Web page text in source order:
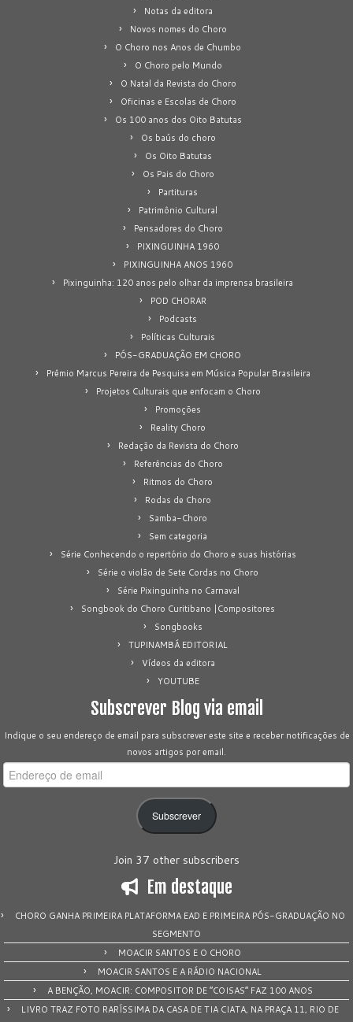
Notas da editora
Novos nomes do Choro
O Choro nos Anos de Chumbo
O Choro pelo Mundo
O Natal da Revista do Choro
Oficinas e Escolas de Choro
Os 100 anos dos Oito Batutas
Os baús do choro
Os Oito Batutas
Os Pais do Choro
Partituras
Patrimônio Cultural
Pensadores do Choro
PIXINGUINHA 1960
PIXINGUINHA ANOS 1960
Pixinguinha: 120 anos pelo olhar da imprensa brasileira
POD CHORAR
Podcasts
Políticas Culturais
PÓS-GRADUAÇÃO EM CHORO
Prêmio Marcus Pereira de Pesquisa em Música Popular Brasileira
Projetos Culturais que enfocam o Choro
Promoções
Reality Choro
Redação da Revista do Choro
Referências do Choro
Ritmos do Choro
Rodas de Choro
Samba-Choro
Sem categoria
Série Conhecendo o repertório do Choro e suas histórias
Série o violão de Sete Cordas no Choro
Série Pixinguinha no Carnaval
Songbook do Choro Curitibano |Compositores
Songbooks
TUPINAMBÁ EDITORIAL
Vídeos da editora
YOUTUBE
Subscrever Blog via email
Indique o seu endereço de email para subscrever este site e receber notificações de
novos artigos por email.
Endereço
de
Subscrever
Join 37 other subscribers
Em destaque
CHORO GANHA PRIMEIRA PLATAFORMA EAD E PRIMEIRA PÓS-GRADUAÇÃO NO
SEGMENTO
MOACIR SANTOS E O CHORO
MOACIR SANTOS E A RÁDIO NACIONAL
A BENÇÃO, MOACIR: COMPOSITOR DE “COISAS” FAZ 100 ANOS
LIVRO TRAZ FOTO RARÍSSIMA DA CASA DE TIA CIATA, NA PRAÇA 11, RIO DE